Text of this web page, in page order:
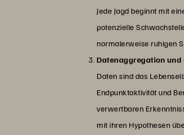
Jede Jagd beginnt mit
potenzielle
normalerweise ruhigen
Datenaggregation und
Daten sind das
Endpunktaktivität und
verwertbaren
mit ihren Hypothesen